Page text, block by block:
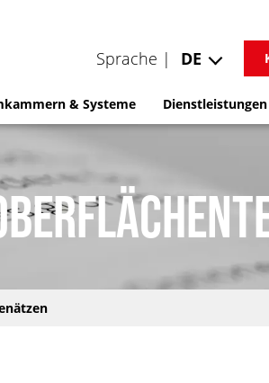
Sprache | DE
& Systeme Dienstleistungen